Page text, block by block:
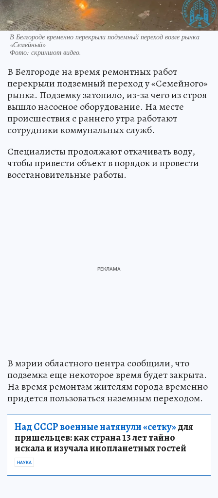
В Белгороде временно перекрыли подземный переход возле рынка
«Семейный»
Фото: скриншот видео.
В Белгороде на время ремонтных работ
перекрыли подземный переход у «Семейного»
рынка. Подземку затопило, из-за чего из строя
вышло насосное оборудование. На месте
происшествия с раннего утра работают
сотрудники коммунальных служб.
Специалисты продолжают откачивать воду,
чтобы привести объект в порядок и провести
восстановительные работы.
В мэрии областного центра сообщили, что
подземка еще некоторое время будет закрыта.
На время ремонтам жителям города временно
придется пользоваться наземным переходом.
Над СССР военные натянули «сетку»для
пришельцев: как страна 13 лет тайно
искала и изучала инопланетных гостей
НАУКА